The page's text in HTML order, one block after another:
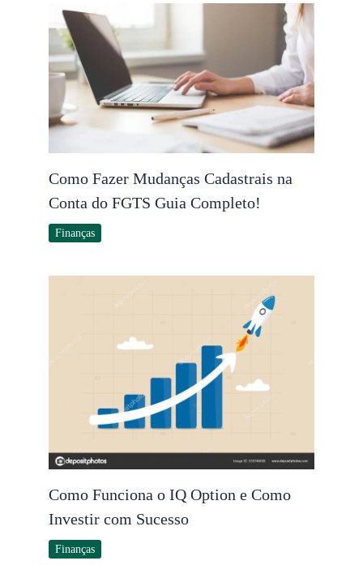
Como Fazer Mudanças Cadastrais na
Conta do FGTS Guia Completo!
Finanças
Como Funciona o IQ Option e Como
Investir com Sucesso
Finanças